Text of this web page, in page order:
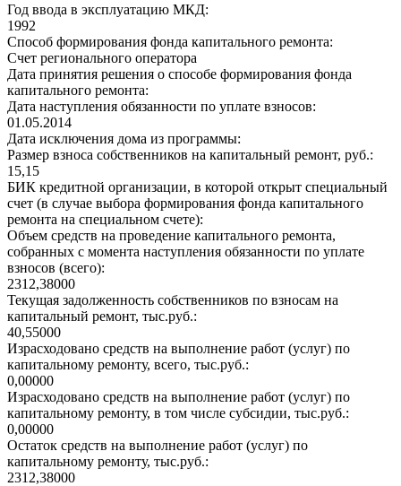
Год ввода в эксплуатацию МКД:
1992
Способ формирования фонда капитального ремонта:
Счет регионального оператора
Дата принятия решения о способе формирования фонда
капитального ремонта:
Дата наступления обязанности по уплате взносов:
01.05.2014
Дата исключения дома из программы:
Размер взноса собственников на капитальный ремонт, руб.:
15,15
БИК кредитной организации, в которой открыт специальный
счет (в случае выбора формирования фонда капитального
ремонта на специальном счете):
Объем средств на проведение капитального ремонта,
собранных с момента наступления обязанности по уплате
взносов (всего):
2312,38000
Текущая задолженность собственников по взносам на
капитальный ремонт, тыс.руб.:
40,55000
Израсходовано средств на выполнение работ (услуг) по
капитальному ремонту, всего, тыс.руб.:
0,00000
Израсходовано средств на выполнение работ (услуг) по
капитальному ремонту, в том числе субсидии, тыс.руб.:
0,00000
Остаток средств на выполнение работ (услуг) по
капитальному ремонту, тыс.руб.:
2312,38000